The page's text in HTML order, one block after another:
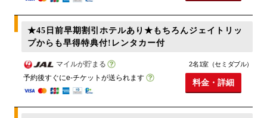
★45日前早期割引ホテルあり★もちろんジェイトリッ
プからも早得特典付!レンタカー付
マイルが貯まる
予約後すぐにe-チケットが送られます
2名1室（セミダブル）
料金・詳細